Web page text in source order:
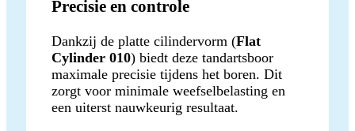
Precisie en controle
Dankzij de platte cilindervorm (Flat
Cylinder 010) biedt deze tandartsboor
maximale precisie tijdens het boren. Dit
zorgt voor minimale weefselbelasting en
een uiterst nauwkeurig resultaat.